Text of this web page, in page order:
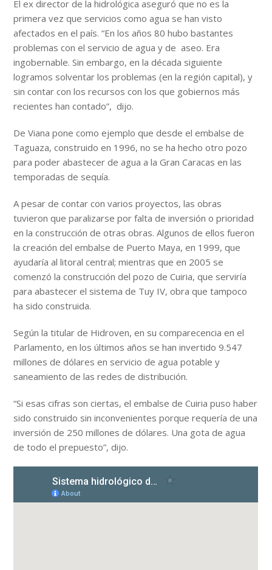
El ex director de la hidrológica aseguró que no es la
primera vez que servicios como agua se han visto
afectados en el país. “En los años 80 hubo bastantes
problemas con el servicio de agua y de aseo. Era
ingobernable. Sin embargo, en la década siguiente
logramos solventar los problemas (en la región capital), y
sin contar con los recursos con los que gobiernos más
recientes han contado”, dijo.
De Viana pone como ejemplo que desde el embalse de
Taguaza, construido en 1996, no se ha hecho otro pozo
para poder abastecer de agua a la Gran Caracas en las
temporadas de sequía.
A pesar de contar con varios proyectos, las obras
tuvieron que paralizarse por falta de inversión o prioridad
en la construcción de otras obras. Algunos de ellos fueron
la creación del embalse de Puerto Maya, en 1999, que
ayudaría al litoral central; mientras que en 2005 se
comenzó la construcción del pozo de Cuiria, que serviría
para abastecer el sistema de Tuy IV, obra que tampoco
ha sido construida.
Según la titular de Hidroven, en su comparecencia en el
Parlamento, en los últimos años se han invertido 9.547
millones de dólares en servicio de agua potable y
saneamiento de las redes de distribución.
“Si esas cifras son ciertas, el embalse de Cuiria puso haber
sido construido sin inconvenientes porque requería de una
inversión de 250 millones de dólares. Una gota de agua
de todo el prepuesto”, dijo.